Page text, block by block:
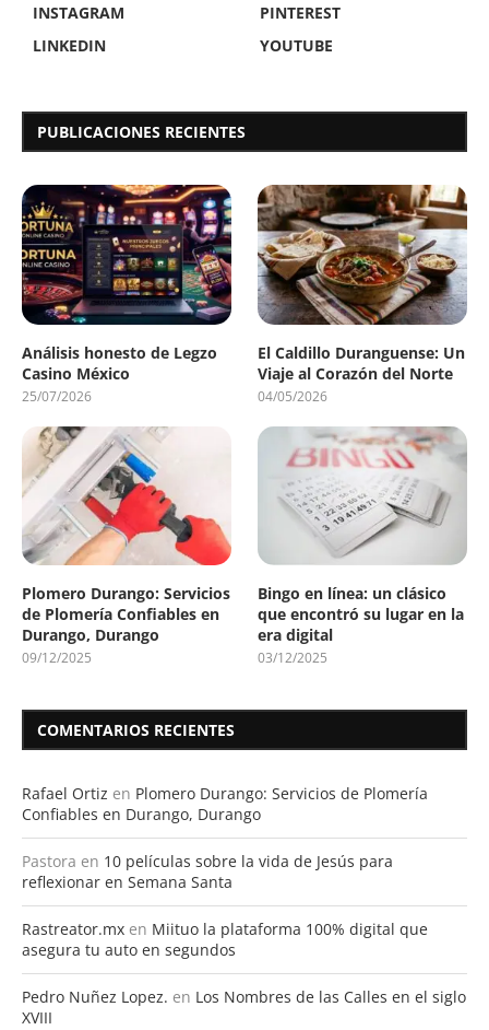
INSTAGRAM
PINTEREST
LINKEDIN
YOUTUBE
PUBLICACIONES RECIENTES
Análisis honesto de Legzo
Casino México
25/07/2026
El Caldillo Duranguense: Un
Viaje al Corazón del Norte
04/05/2026
Plomero Durango: Servicios
de Plomería Confiables en
Durango, Durango
09/12/2025
Bingo en línea: un clásico
que encontró su lugar en la
era digital
03/12/2025
COMENTARIOS RECIENTES
Rafael Ortiz en Plomero Durango: Servicios de Plomería
Confiables en Durango, Durango
Pastora en 10 películas sobre la vida de Jesús para
reflexionar en Semana Santa
Rastreator.mx en Miituo la plataforma 100% digital que
asegura tu auto en segundos
Pedro Nuñez Lopez. en Los Nombres de las Calles en el siglo
XVIII